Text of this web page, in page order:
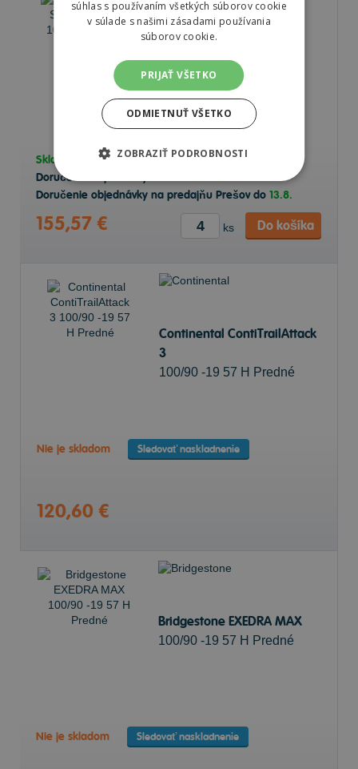
100/90 B19 57 H Predné
Skladom v e-shope2 ks
Doručenie objednávky k Vám na adresu do13.8.
Doručenie objednávky na predajňu Prešov do 13.8.
155,57 € ks Do košíka
Continental ContiTrailAttack
3
100/90 -19 57 H Predné
Nie je skladom Sledovať naskladnenie
120,60 €
Bridgestone EXEDRA MAX
100/90 -19 57 H Predné
Nie je skladom Sledovať naskladnenie
súhlas s používaním všetkých súborov cookie
v súlade s našimi zásadami používania
súborov cookie.
PRIJAŤ VŠETKO
ODMIETNUŤ VŠETKO
ZOBRAZIŤ PODROBNOSTI